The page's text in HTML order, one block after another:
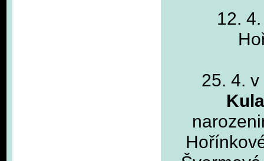
12.
25. 4.